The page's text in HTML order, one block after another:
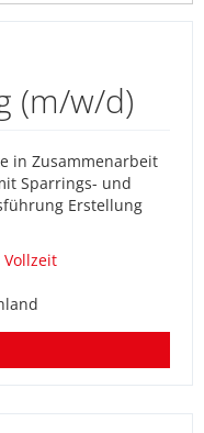
(m/w/d)
in Zusammenarbeit
Sparrings- und
Erstellung